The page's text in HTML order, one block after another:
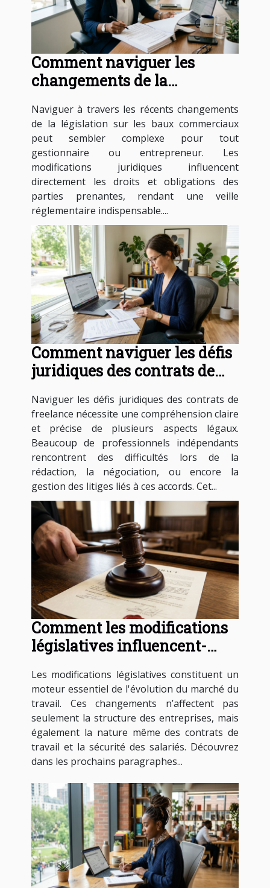
Comment naviguer les
changements de la
commerciaux ?
Naviguer à travers les récents changements
de la législation sur les baux commerciaux
peut sembler complexe pour tout
gestionnaire ou entrepreneur. Les
modifications juridiques influencent
directement les droits et obligations des
parties prenantes, rendant une veille
réglementaire indispensable....
Comment naviguer les défis
juridiques des contrats de
Naviguer les défis juridiques des contrats de
freelance nécessite une compréhension claire
et précise de plusieurs aspects légaux.
Beaucoup de professionnels indépendants
rencontrent des difficultés lors de la
rédaction, la négociation, ou encore la
gestion des litiges liés à ces accords. Cet...
Comment les modifications
législatives influencent-
Les modifications législatives constituent un
moteur essentiel de l'évolution du marché du
travail. Ces changements n’affectent pas
seulement la structure des entreprises, mais
également la nature même des contrats de
travail et la sécurité des salariés. Découvrez
dans les prochains paragraphes...